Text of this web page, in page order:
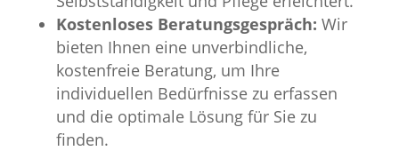
Kostenloses Beratungsgespräch: Wir
bieten Ihnen eine unverbindliche,
kostenfreie Beratung, um Ihre
individuellen Bedürfnisse zu erfassen
und die optimale Lösung für Sie zu
finden.